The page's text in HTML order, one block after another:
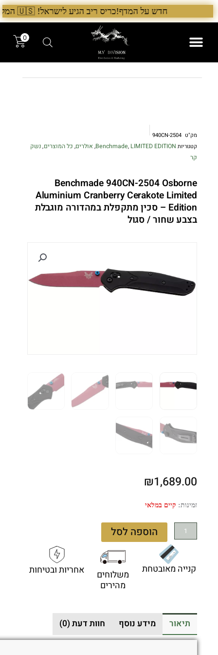
דילוג
לתוכן
חדש על המדף!כריס ריב הגיע לישראל! 🇺🇸 המלאי הראשון בארץ – עכשיו אצל היבואן הבלעדי לרגל ההשקה, 5% הנחה על כל מוצרי Chris Reeve לזמן מוגבל. בנוסף, הגיע גם מלאי חדש של Benchmade ו־Microtech. לרכישה עכשיו›. >
0
מק"ט 940CN-2504
קטגוריות
Benchmade, LIMITED EDITION
, אולרים, כל המוצרים,נשק
קר
Benchmade 940CN-2504 Osborne
Aluminium Cranberry Cerakote Limited
Edition – סכין מתקפלת במהדורה מוגבלת
בצבע שחור / סגול
₪1,689.00
זמינות: קיים במלאי
כמות
Benchmade
Osborne
Aluminium
Edition
סכין
מתקפלת
הוספה לסל
קנייה מאובטחת
משלוחים
מהירים
אחריות ובטיחות
תיאור מידע נוסף חוות דעת (0)